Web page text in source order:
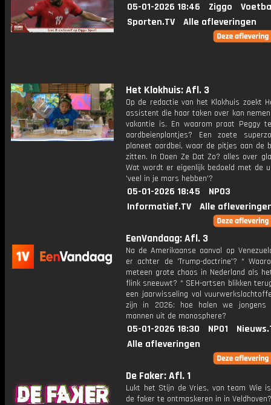
05-01-2026 18:46 Ziggo
Sporten.TV
Alle afleveringen
Het Klokhuis: Afl. 3
Op de redactie van het Klokhuis zoekt
assistent die haar taken over kan
vakantie is. En waarom praat Peggy
aardbeienplantjes? Een zoete
planeet aardbei, waar de pitjes aan de
zitten. In Doen Ze Dat Zo? alles over
Wat wordt er eigenlijk bedoeld met de
'veel in je mars hebben'?
05-01-2026 18:45
NPO3
Informatief.TV
Alle
EenVandaag: Afl. 3
Na de Amerikaanse aanval op
er achter de 'Trump-doctrine'? *
meteen grote chaos in Nederland als
flink sneeuwt? * SEH-artsen blikken
een jaarwisseling vol
zijn in 2026: hoe halen we jongens
mannen uit de manosphere?
05-01-2026 18:30 NPO1
Alle afleveringen
De Faker: Afl. 1
Lukt het Stijn de Vries, van team Wie
de faker te ontmaskeren in in Veldhoven?